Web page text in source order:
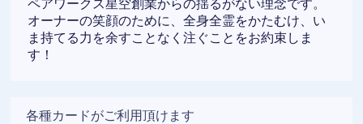
ペアワークス星空創業からの揺るがない理念です。
オーナーの笑顔のために、全身全霊をかたむけ、い
ま持てる力を余すことなく注ぐことをお約束しま
す！
各種カードがご利用頂けます